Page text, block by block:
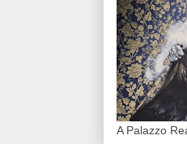
A Palazzo